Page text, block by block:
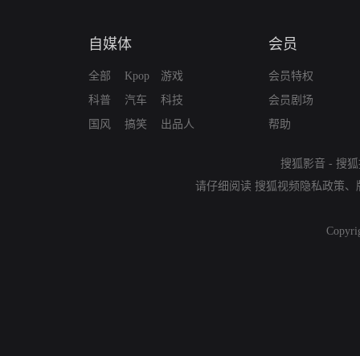
自媒体
全部
科普
国风
Kpop
汽车
搞笑
游戏
科技
出品人
会员
会员特权
会员剧场
帮助
搜狐影音 - 搜
请仔细阅读 搜狐视频隐私政策、